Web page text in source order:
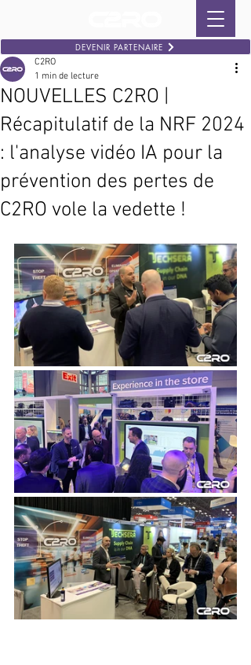
DEVENIR PARTENAIRE
NOUVELLES C2RO |
Récapitulatif de la NRF 2024
: l'analyse vidéo IA pour la
prévention des pertes de
C2RO vole la vedette !
C2RO
1 min de lecture